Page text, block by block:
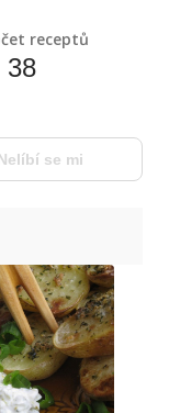
receptů
38
se mi